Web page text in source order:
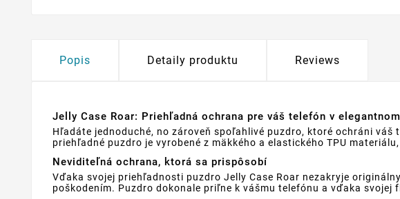
Popis Detaily produktu Reviews
Jelly Case Roar: Priehľadná ochrana pre váš telefón v
Hľadáte jednoduché, no zároveň spoľahlivé puzdro, ktoré ochráni
priehľadné puzdro je vyrobené z mäkkého a elastického TPU
Neviditeľná ochrana, ktorá sa prispôsobí
Vďaka svojej priehľadnosti puzdro Jelly Case Roar nezakryje
poškodením. Puzdro dokonale priľne k vášmu telefónu a vďaka svojej